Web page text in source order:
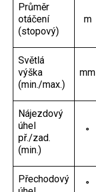
Průměr
otáčení
(stopový)
m
Světlá
výška
(min./max.)
mm
Nájezdový
úhel
př./zad.
(min.)
°
Přechodový
°